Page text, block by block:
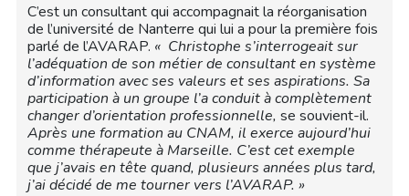
C’est un consultant qui accompagnait la réorganisation
de l’université de Nanterre qui lui a pour la première fois
parlé de l’AVARAP. « Christophe s’interrogeait sur
l’adéquation de son métier de consultant en système
d’information avec ses valeurs et ses aspirations. Sa
participation à un groupe l’a conduit à complètement
changer d’orientation professionnelle, se souvient-il.
Après une formation au CNAM, il exerce aujourd’hui
comme thérapeute à Marseille. C’est cet exemple
que j’avais en tête quand, plusieurs années plus tard,
j’ai décidé de me tourner vers l’AVARAP. »